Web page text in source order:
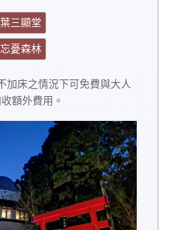
三顯堂
忘憂森林
加床之情況下可免費與大人
額外費用。